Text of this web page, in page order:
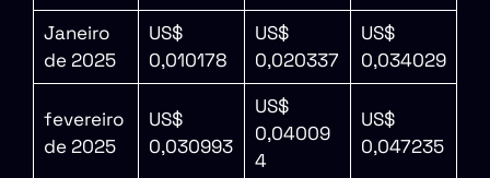
Janeiro
de 2025
US$
0,010178
US$
0,020337
US$
0,034029
fevereiro
de 2025
US$
0,030993
US$
0,04009
4
US$
0,047235